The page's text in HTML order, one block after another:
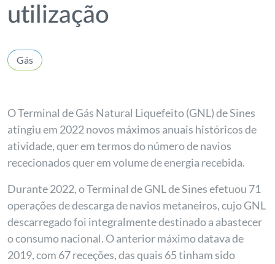
utilização
Gás
O Terminal de Gás Natural Liquefeito (GNL) de Sines
atingiu em 2022 novos máximos anuais históricos de
atividade, quer em termos do número de navios
rececionados quer em volume de energia recebida.
Durante 2022, o Terminal de GNL de Sines efetuou 71
operações de descarga de navios metaneiros, cujo GNL
descarregado foi integralmente destinado a abastecer
o consumo nacional. O anterior máximo datava de
2019, com 67 receções, das quais 65 tinham sido